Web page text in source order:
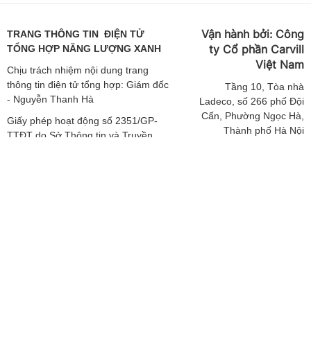
TRANG THÔNG TIN ĐIỆN TỬ
TỔNG HỢP NĂNG LƯỢNG XANH
Chịu trách nhiệm nội dung trang
thông tin điện tử tổng hợp: Giám đốc
- Nguyễn Thanh Hà
Giấy phép hoạt động số 2351/GP-
TTĐT do Sở Thông tin và Truyền
Vận hành bởi: Công
ty Cổ phần Carvill
Việt Nam
Tầng 10, Tòa nhà
Ladeco, số 266 phố Đội
Cấn, Phường Ngọc Hà,
Thành phố Hà Nội